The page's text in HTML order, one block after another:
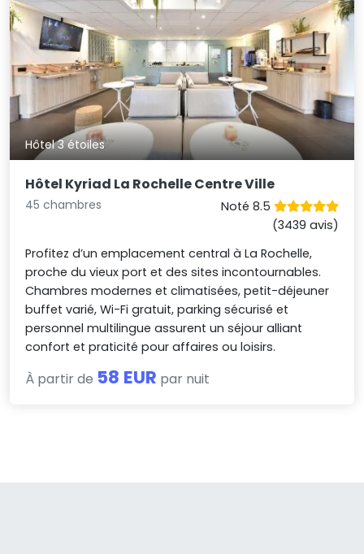
Hôtel 3 étoiles
Hôtel Kyriad La Rochelle Centre Ville
45 chambres
Noté 8.5
(3439 avis)
Profitez d’un emplacement central à La Rochelle,
proche du vieux port et des sites incontournables.
Chambres modernes et climatisées, petit-déjeuner
buffet varié, Wi-Fi gratuit, parking sécurisé et
personnel multilingue assurent un séjour alliant
confort et praticité pour affaires ou loisirs.
À partir de 58 EUR par nuit